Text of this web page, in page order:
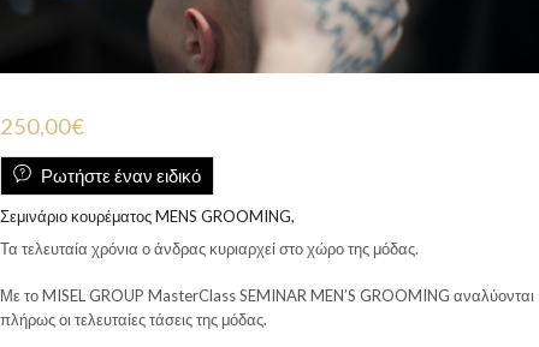
250,00€
Ρωτήστε έναν ειδικό
Σεμινάριο κουρέματος MENS GROOMING,
Τα τελευταία χρόνια ο άνδρας κυριαρχεί στο χώρο της μόδας.
Με το MISEL GROUP MasterClass SEMINAR MEN’S GROOMING αναλύονται
πλήρως οι τελευταίες τάσεις της μόδας.